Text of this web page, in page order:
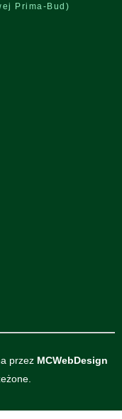
Prima-Bud)
przez MCWebDesign